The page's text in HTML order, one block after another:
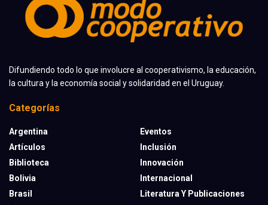
Difundiendo todo lo que involucre al cooperativismo, la educación,
la cultura y la economía social y solidaridad en el Uruguay.
Categorías
Argentina
Artículos
Biblioteca
Bolivia
Brasil
Eventos
Inclusión
Innovación
Internacional
Literatura Y Publicaciones